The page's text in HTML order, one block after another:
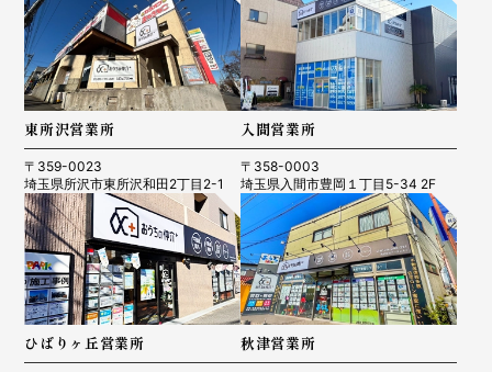
東所沢営業所
〒359-0023
埼玉県所沢市東所沢和田2丁目2-1
入間営業所
〒358-0003
埼玉県入間市豊岡１丁目5-34 2F
ひばりヶ丘営業所 秋津営業所